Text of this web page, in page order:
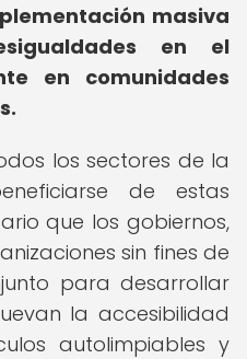
masiva
en el
en comunidades
los sectores de la
de estas
que los gobiernos,
sin fines de
para desarrollar
la accesibilidad
autolimpiables y